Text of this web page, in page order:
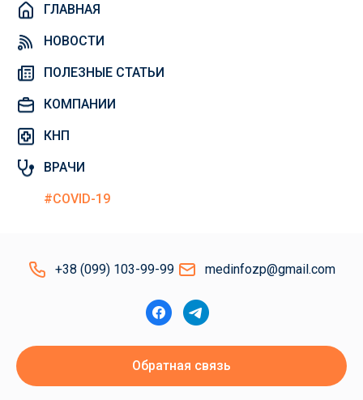
ГЛАВНАЯ
НОВОСТИ
ПОЛЕЗНЫЕ СТАТЬИ
КОМПАНИИ
КНП
ВРАЧИ
#COVID-19
+38 (099) 103-99-99 medinfozp@gmail.com
Обратная связь